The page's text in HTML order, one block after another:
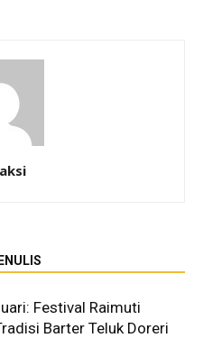
Festival Raimuti
Barter Teluk Doreri